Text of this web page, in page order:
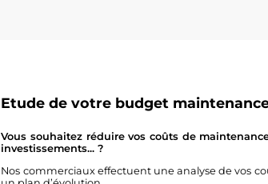
Etude de votre budget
Vous souhaitez réduire vos coûts de
investissements... ?
Nos commerciaux effectuent une analyse de vos